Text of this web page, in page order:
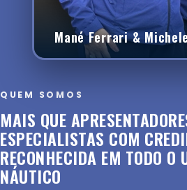
Mané Ferrari &
QUEM SOMOS
MAIS QUE
ESPECIALISTAS COM
RECONHECIDA EM TODO O
NÁUTICO